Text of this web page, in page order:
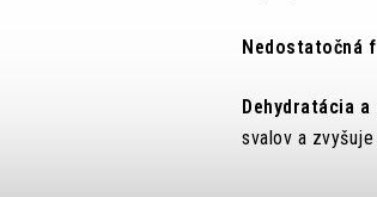
Nedostatočná
Dehydratácia
svalov a